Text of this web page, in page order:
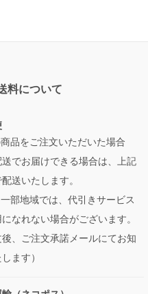
料について
品をご注文いただいた場合
送でお届けできる場合は、上記
送いたします。
部地域では、代引きサービス
なれない場合がございます。
後、ご注文承諾メールにてお知
します）